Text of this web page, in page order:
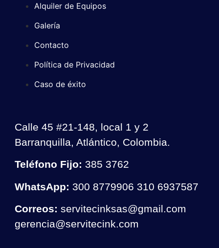
Alquiler de Equipos
Galería
Contacto
Política de Privacidad
Caso de éxito
Calle 45 #21-148, local 1 y 2
Barranquilla, Atlántico, Colombia.
Teléfono Fijo: 385 3762
WhatsApp: 300 8779906 310 6937587
Correos: servitecinksas@gmail.com
gerencia@servitecink.com